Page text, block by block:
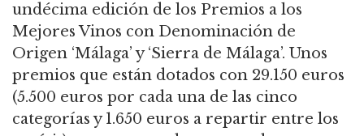
undécima edición de los Premios a los
Mejores Vinos con Denominación de
Origen ‘Málaga’ y ‘Sierra de Málaga’. Unos
premios que están dotados con 29.150 euros
(5.500 euros por cada una de las cinco
categorías y 1.650 euros a repartir entre los